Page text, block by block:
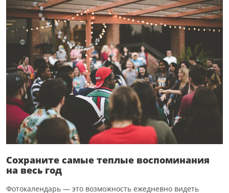
Сохраните самые теплые воспоминания
на весь год
Фотокалендарь — это возможность ежедневно видеть